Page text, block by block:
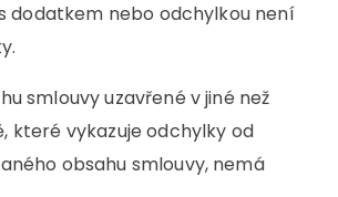
dodatkem nebo odchylkou není
smlouvy uzavřené v jiné než
které vykazuje odchylky od
obsahu smlouvy, nemá